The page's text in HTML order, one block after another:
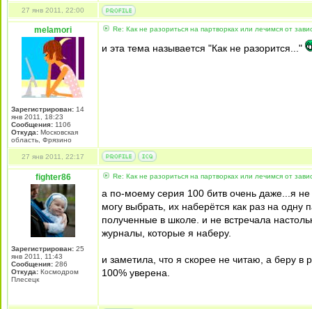
27 янв 2011, 22:00
melamori
Зарегистрирован: 14
янв 2011, 18:23
Сообщения: 1106
Откуда: Московская
область, Фрязино
Re: Как не разориться на партворках или лечимся от
и эта тема называется "Как не разорится..."
27 янв 2011, 22:17
fighter86
Зарегистрирован: 25
янв 2011, 11:43
Сообщения: 286
Откуда: Космодром
Плесецк
Re: Как не разориться на партворках или лечимся от
а по-моему серия 100 битв очень даже...я
могу выбрать, их наберётся как раз на одну
полученные в школе. и не встречала
журналы, которые я наберу.
и заметила, что я скорее не читаю, а беру в
100% уверена.